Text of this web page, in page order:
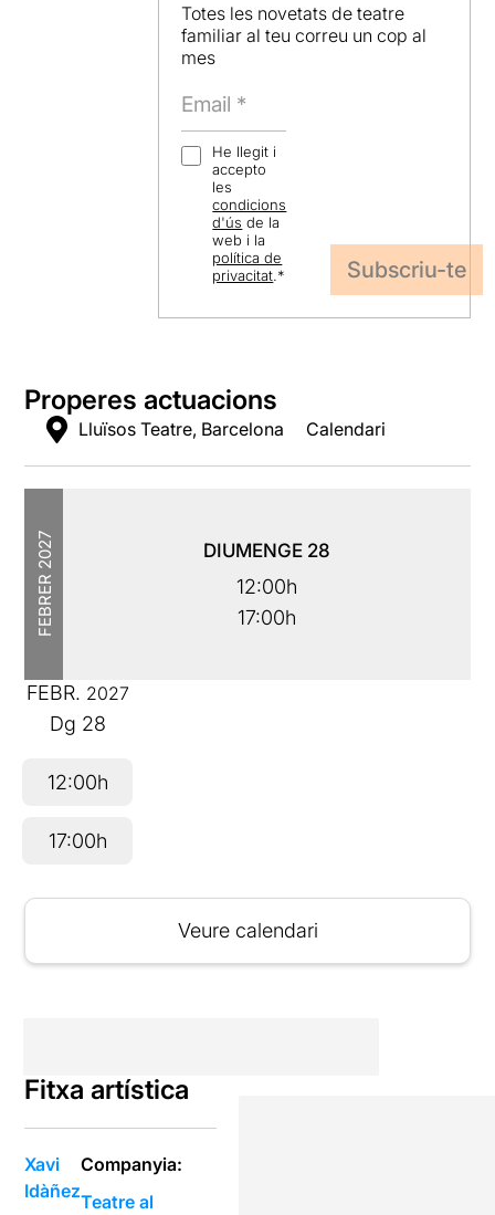
Totes les novetats de teatre
familiar al teu correu un cop al
mes
He llegit i
accepto
les
condicions
d'ús de la
web i la
política de
privacitat.*
Properes actuacions
Lluïsos Teatre, Barcelona Calendari
FEBRER
2027 DIUMENGE 28
12:00h
17:00h
FEBR. 2027
Dg 28
12:00h
17:00h
Veure calendari
Fitxa artística
Xavi
Idàñez
Companyia:
Teatre al